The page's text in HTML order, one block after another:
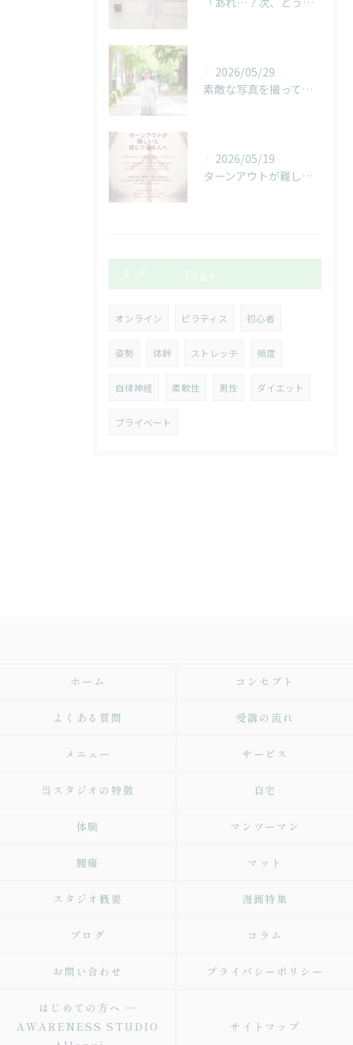
2026/05/29
素敵な写真を撮っていただきました！
2026/05/19
ターンアウトが難しいと感じている人へ
タグ Tags
オンライン ピラティス 初心者
姿勢 体幹 ストレッチ 頻度
自律神経 柔軟性 男性 ダイエット
プライベート
ホーム コンセプト
よくある質問 受講の流れ
メニュー サービス
当スタジオの特徴 自宅
体験 マンツーマン
腰痛 マット
スタジオ概要 漫画特集
ブログ コラム
お問い合わせ プライバシーポリシー
はじめての方へ ―
AWARENESS STUDIO
サイトマップ